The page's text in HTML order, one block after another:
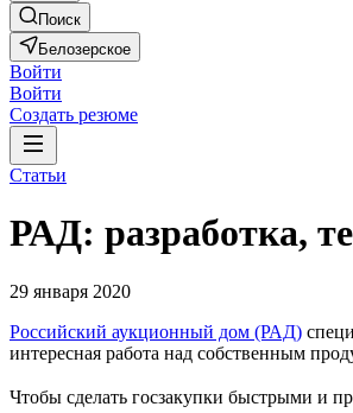
Поиск
Белозерское
Войти
Войти
Создать резюме
Статьи
РАД: разработка,
29 января 2020
Российский аукционный дом (РАД)
интересная работа над собственным
Чтобы сделать госзакупки быстрыми и